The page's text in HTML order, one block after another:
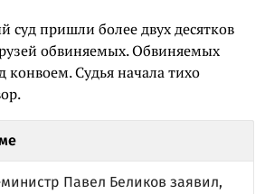
суд пришли более двух десятков
обвиняемых. Обвиняемых
конвоем. Судья начала тихо
Павел Беликов заявил,